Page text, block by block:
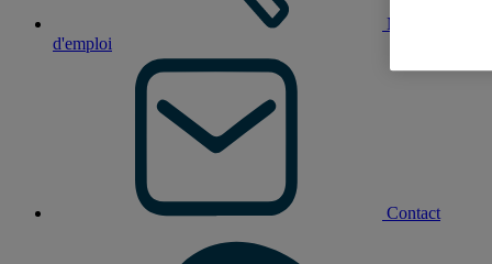
Nos offres
d'emploi
Contact